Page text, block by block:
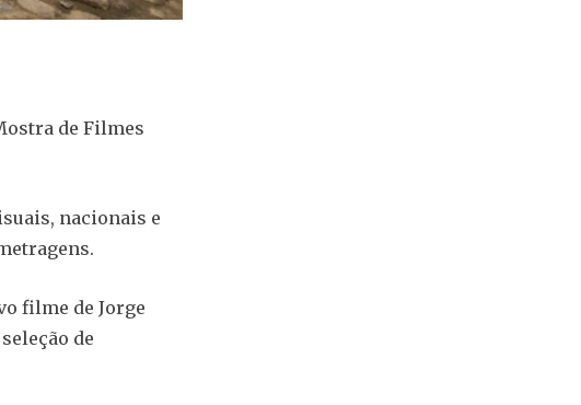
de Filmes
nacionais e
filme de Jorge
de